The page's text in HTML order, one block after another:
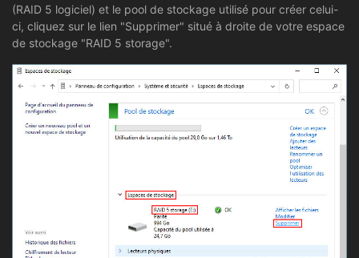
(RAID 5 logiciel) et le pool de stockage utilisé pour créer celui-
ci, cliquez sur le lien "Supprimer" situé à droite de votre espace
de stockage "RAID 5 storage".